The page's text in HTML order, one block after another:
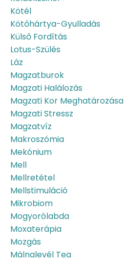
Kötél
Kötőhártya-Gyulladás
Külső Fordítás
Lotus-Szülés
Láz
Magzatburok
Magzati Halálozás
Magzati Kor Meghatározása
Magzati Stressz
Magzatvíz
Makroszómia
Mekónium
Mell
Mellretétel
Mellstimuláció
Mikrobiom
Mogyorólabda
Moxaterápia
Mozgás
Málnalevél Tea